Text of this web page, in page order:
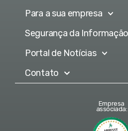
Para a sua empresa
Segurança da Informação
Portal de Notícias
Contato
Empresa
associada: